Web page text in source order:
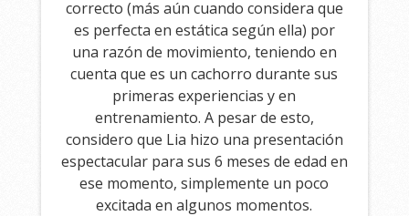
correcto (más aún cuando considera que
es perfecta en estática según ella) por
una razón de movimiento, teniendo en
cuenta que es un cachorro durante sus
primeras experiencias y en
entrenamiento. A pesar de esto,
considero que Lia hizo una presentación
espectacular para sus 6 meses de edad en
ese momento, simplemente un poco
excitada en algunos momentos.